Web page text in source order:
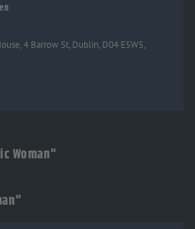
4 Barrow St, Dublin, D04 E5W5,
Woman"